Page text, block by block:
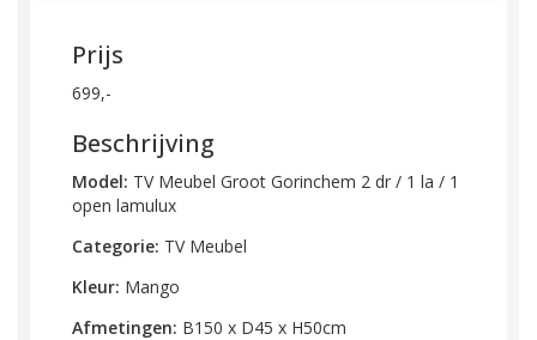
Prijs
699,-
Beschrijving
Model: TV Meubel Groot Gorinchem 2 dr / 1 la / 1
open lamulux
Categorie: TV Meubel
Kleur: Mango
Afmetingen: B150 x D45 x H50cm